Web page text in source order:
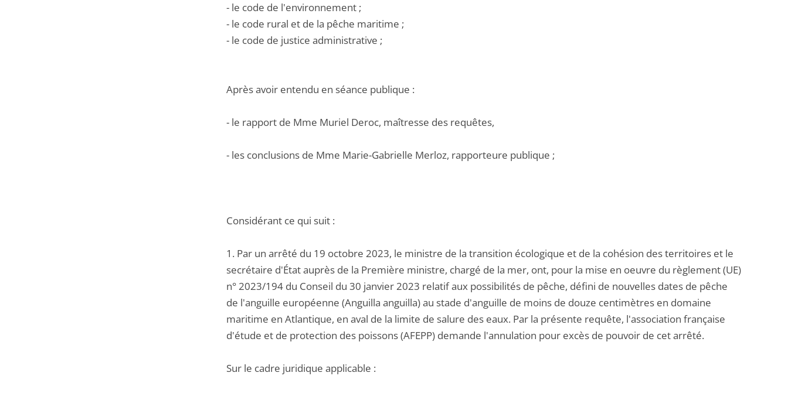
- le code de l'environnement ;
- le code rural et de la pêche maritime ;
- le code de justice administrative ;
Après avoir entendu en séance publique :
- le rapport de Mme Muriel Deroc, maîtresse des requêtes,
- les conclusions de Mme Marie-Gabrielle Merloz, rapporteure publique ;
Considérant ce qui suit :
1. Par un arrêté du 19 octobre 2023, le ministre de la transition écologique et de la cohésion des territoires et le
secrétaire d'État auprès de la Première ministre, chargé de la mer, ont, pour la mise en oeuvre du règlement (UE)
n° 2023/194 du Conseil du 30 janvier 2023 relatif aux possibilités de pêche, défini de nouvelles dates de pêche
de l'anguille européenne (Anguilla anguilla) au stade d'anguille de moins de douze centimètres en domaine
maritime en Atlantique, en aval de la limite de salure des eaux. Par la présente requête, l'association française
d'étude et de protection des poissons (AFEPP) demande l'annulation pour excès de pouvoir de cet arrêté.
Sur le cadre juridique applicable :